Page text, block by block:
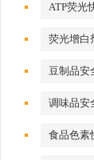
ATP荧光
荧光增白
豆制品安
调味品安
食品色素